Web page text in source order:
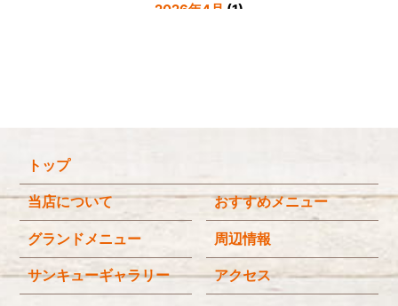
2026年4月 (1)
2025年9月(3)
2025年8月(4)
(4)
2025年6月(3)
トップ
当店について おすすめメニュー
グランドメニュー 周辺情報
サンキューギャラリー アクセス